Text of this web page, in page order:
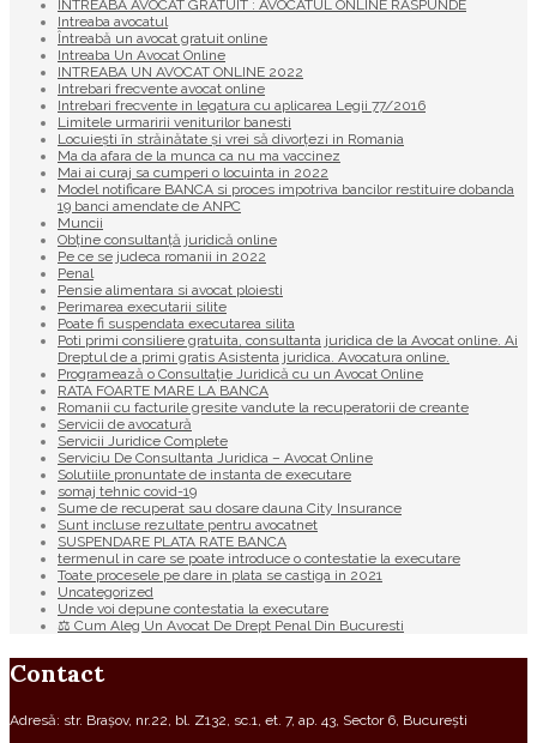
INTREABA AVOCAT GRATUIT : AVOCATUL ONLINE RASPUNDE
Intreaba avocatul
Întreabă un avocat gratuit online
Intreaba Un Avocat Online
INTREABA UN AVOCAT ONLINE 2022
Intrebari frecvente avocat online
Intrebari frecvente in legatura cu aplicarea Legii 77/2016
Limitele urmaririi veniturilor banesti
Locuiești în străinătate și vrei să divorțezi in Romania
Ma da afara de la munca ca nu ma vaccinez
Mai ai curaj sa cumperi o locuinta in 2022
Model notificare BANCA si proces impotriva bancilor restituire dobanda
19 banci amendate de ANPC
Muncii
Obține consultanță juridică online
Pe ce se judeca romanii in 2022
Penal
Pensie alimentara si avocat ploiesti
Perimarea executarii silite
Poate fi suspendata executarea silita
Poti primi consiliere gratuita, consultanta juridica de la Avocat online. Ai
Dreptul de a primi gratis Asistenta juridica. Avocatura online.
Programează o Consultație Juridică cu un Avocat Online
RATA FOARTE MARE LA BANCA
Romanii cu facturile gresite vandute la recuperatorii de creante
Servicii de avocatură
Servicii Juridice Complete
Serviciu De Consultanta Juridica – Avocat Online
Solutiile pronuntate de instanta de executare
somaj tehnic covid-19
Sume de recuperat sau dosare dauna City Insurance
Sunt incluse rezultate pentru avocatnet
SUSPENDARE PLATA RATE BANCA
termenul in care se poate introduce o contestatie la executare
Toate procesele pe dare in plata se castiga in 2021
Uncategorized
Unde voi depune contestatia la executare
⚖ Cum Aleg Un Avocat De Drept Penal Din Bucuresti
Contact
Adresă: str. Brașov, nr.22, bl. Z132, sc.1, et. 7, ap. 43, Sector 6, București